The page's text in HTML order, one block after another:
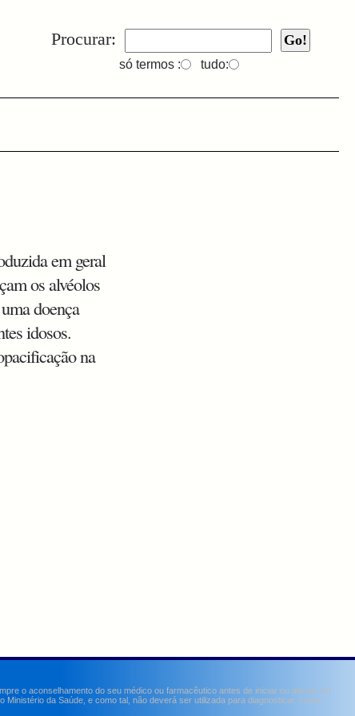
Procurar:
só termos : tudo:
em geral
os alvéolos
doença
idosos.
na
o aconselhamento do seu médico ou farmacêutico antes de iniciar ou alterar um
da Saúde, e como tal, não deverá ser utilizada para diagnosticar, curar,